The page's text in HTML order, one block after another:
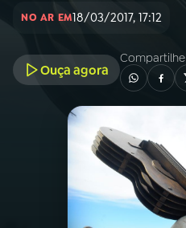
PROGRAMAÇÃO
PROGRAMAS
PODCASTS
NO AR EM18/03/2017, 17:12
Ouça agora
Compartilhe